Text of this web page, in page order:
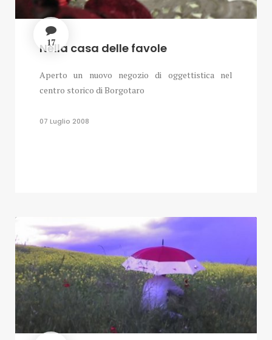
17
Nella casa delle favole
Aperto un nuovo negozio di oggettistica nel
centro storico di Borgotaro
07 Luglio 2008